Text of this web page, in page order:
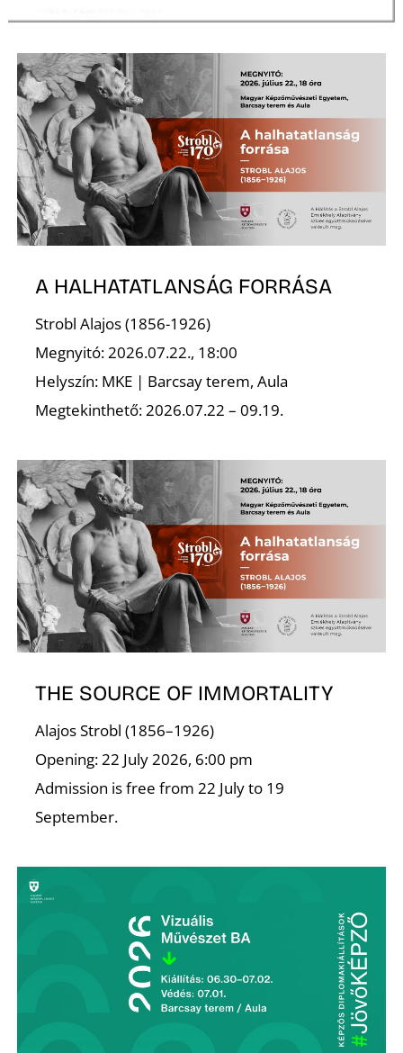
A HALHATATLANSÁG FORRÁSA
Strobl Alajos (1856-1926)
Megnyitó: 2026.07.22., 18:00
Helyszín: MKE | Barcsay terem, Aula
Megtekinthető: 2026.07.22 – 09.19.
THE SOURCE OF IMMORTALITY
Alajos Strobl (1856–1926)
Opening: 22 July 2026, 6:00 pm
Admission is free from 22 July to 19
September.